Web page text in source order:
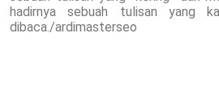
hadirnya sebuah tulisan yang
dibaca./ardimasterseo